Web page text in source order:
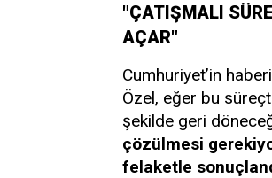
"ÇATIŞMALI
AÇAR"
Cumhuriyet’in
Özel, eğer bu
şekilde geri
çözülmesi
felaketle